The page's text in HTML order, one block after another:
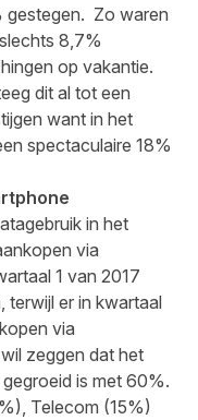
gestegen. Zo waren
8,7%
op vakantie.
dit al tot een
want in het
spectaculaire 18%
in het
via
1 van 2017
terwijl er in kwartaal
via
zeggen dat het
is met 60%.
Telecom (15%)